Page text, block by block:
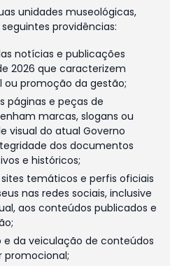
unidades museológicas,
providências:
notícias e publicações
2026 que caracterizem
promoção da gestão;
páginas e peças de
marcas, slogans ou
visual do atual Governo
dos documentos
e históricos;
temáticos e perfis oficiais
nas redes sociais, inclusive
aos conteúdos publicados e
e da veiculação de conteúdos
promocional;